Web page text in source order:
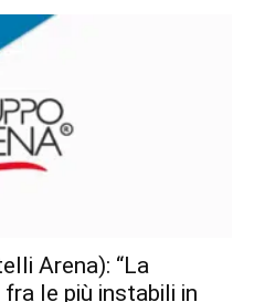
Arena): “La
le più instabili in